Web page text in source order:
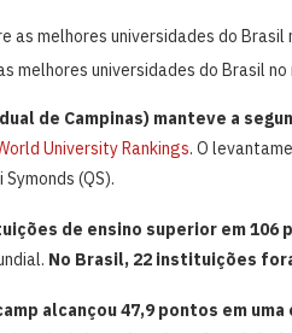
melhores universidades do Brasil
de Campinas) manteve a
University Rankings. O
(QS).
de ensino superior em 106
No Brasil, 22 instituições
alcançou 47,9 pontos em uma